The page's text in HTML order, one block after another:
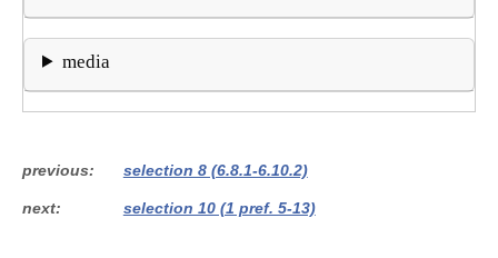
media
previous selection 8 (6.8.1-6.10.2)
next selection 10 (1 pref. 5-13)